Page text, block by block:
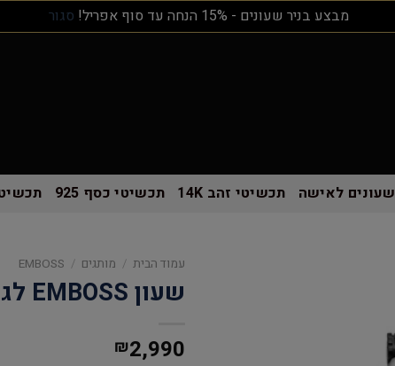
מבצע בניר שעונים - 15% הנחה עד סוף אפריל! סגור
שעונים לאישה תכשיטי זהב 14K תכשיטי כסף 925
עמוד הבית / מותגים /
EMBOSS
שעון EMBOSS לגבר פריימר
₪2,990